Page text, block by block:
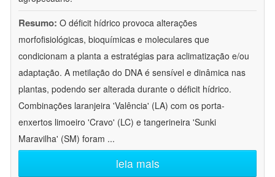
Resumo: O déficit hídrico provoca alterações
morfofisiológicas, bioquímicas e moleculares que
condicionam a planta a estratégias para aclimatização e/ou
adaptação. A metilação do DNA é sensível e dinâmica nas
plantas, podendo ser alterada durante o déficit hídrico.
Combinações laranjeira 'Valência' (LA) com os porta-
enxertos limoeiro 'Cravo' (LC) e tangerineira 'Sunki
Maravilha' (SM) foram ...
leia mais